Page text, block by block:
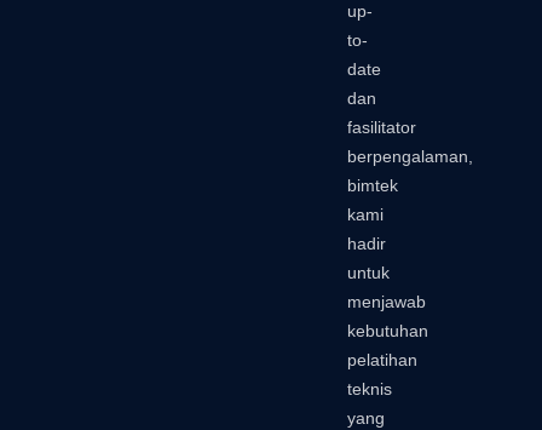
up-
to-
date
dan
fasilitator
berpengalaman,
bimtek
kami
hadir
untuk
menjawab
kebutuhan
pelatihan
teknis
yang